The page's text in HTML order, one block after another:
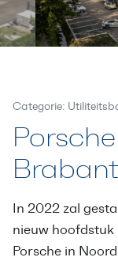
Categorie:
Brabant
In 2022 zal
nieuw hoofdstuk
Porsche in